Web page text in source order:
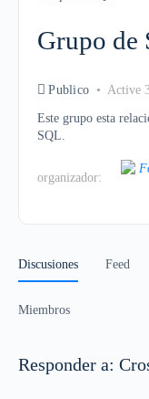
Grupo de
Publico Active
Este grupo esta
SQL.
organizador:
Discusiones Feed
Miembros
Responder a: